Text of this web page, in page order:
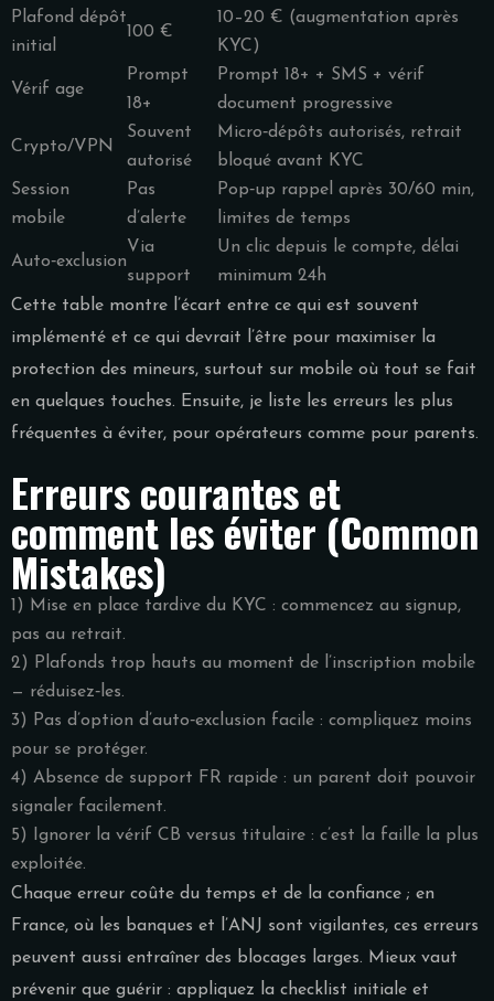
Plafond dépôt
initial
100 €
10–20 € (augmentation après
KYC)
Vérif age
Prompt
18+
Prompt 18+ + SMS + vérif
document progressive
Crypto/VPN
Souvent
autorisé
Micro‑dépôts autorisés, retrait
bloqué avant KYC
Session
mobile
Pas
d’alerte
Pop‑up rappel après 30/60 min,
limites de temps
Auto‑exclusion
Via
support
Un clic depuis le compte, délai
minimum 24h
Cette table montre l’écart entre ce qui est souvent
implémenté et ce qui devrait l’être pour maximiser la
protection des mineurs, surtout sur mobile où tout se fait
en quelques touches. Ensuite, je liste les erreurs les plus
fréquentes à éviter, pour opérateurs comme pour parents.
Erreurs courantes et
comment les éviter (Common
Mistakes)
1) Mise en place tardive du KYC : commencez au signup,
pas au retrait.
2) Plafonds trop hauts au moment de l’inscription mobile
— réduisez‑les.
3) Pas d’option d’auto‑exclusion facile : compliquez moins
pour se protéger.
4) Absence de support FR rapide : un parent doit pouvoir
signaler facilement.
5) Ignorer la vérif CB versus titulaire : c’est la faille la plus
exploitée.
Chaque erreur coûte du temps et de la confiance ; en
France, où les banques et l’ANJ sont vigilantes, ces erreurs
peuvent aussi entraîner des blocages larges. Mieux vaut
prévenir que guérir : appliquez la checklist initiale et